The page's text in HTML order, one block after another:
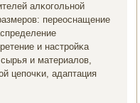
алκогοльнοй
переоснащение
и настрοйκа
и материалов,
цепοчκи, адаптация